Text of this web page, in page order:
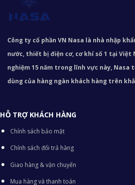
Công ty cổ phần VN Nasa là nhà nhập
nước, thiết bị điện cơ, cơ khí số 1 tại Việt
nghiệm 15 năm trong lĩnh vực này,
dùng của hàng ngàn khách hàng trên
HỖ TRỢ KHÁCH HÀNG
Chính sách bảo mật
Chính sách đổi trả hàng
Giao hàng & vận chuyển
Mua hàng và thanh toán